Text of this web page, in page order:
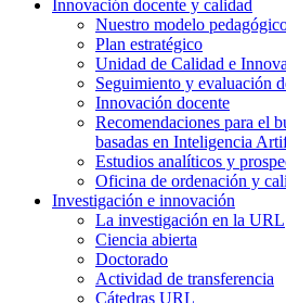
Innovación docente y calidad
Nuestro modelo
Plan estratégico
Unidad de Calidad e
Seguimiento y evaluación
Innovación docente
Recomendaciones para el
basadas en Inteligencia
Estudios analíticos y
Oficina de ordenación y
Investigación e innovación
La investigación en la URL
Ciencia abierta
Doctorado
Actividad de transferencia
Cátedras URL